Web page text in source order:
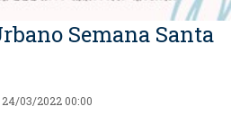
Semana Santa
24/03/2022 00:00